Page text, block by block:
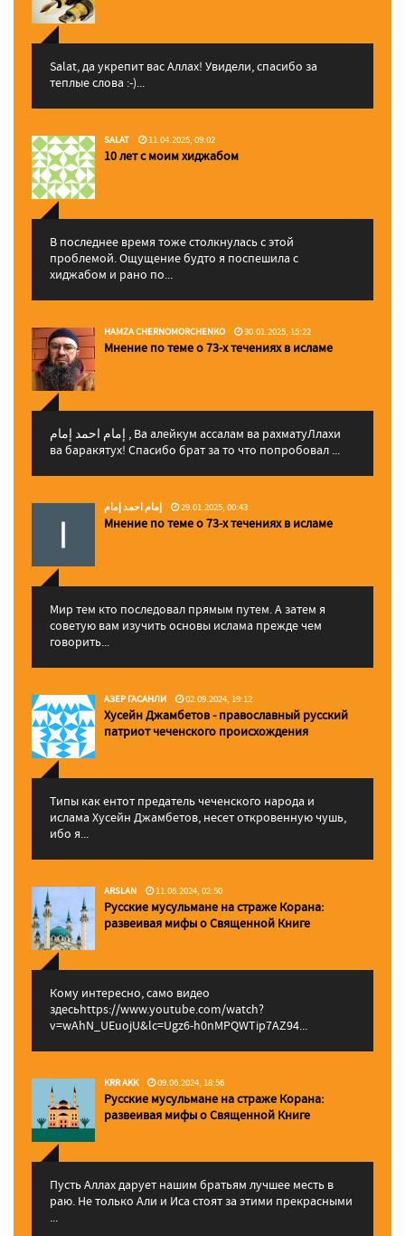
Salat, да укрепит вас Аллаx! Увидели, спасибо за
теплые слова :-)...
SALAT 11.04.2025, 09:02
10 лет с моим хиджабом
В последнее время тоже столкнулась с этой
проблемой. Ощущение будто я поспешила с
хиджабом и рано по...
HAMZA CHERNOMORCHENKO 30.01.2025, 15:22
Мнение по теме о 73-х течениях в исламе
إمام احمد إمام , Ва алейкум ассалам ва рахматуЛлахи
ва баракятух! Спасибо брат за то что попробовал ...
إمام احمد إمام 29.01.2025, 00:43
Мнение по теме о 73-х течениях в исламе
Мир тем кто последовал прямым путем. А затем я
советую вам изучить основы ислама прежде чем
говорить...
АЗЕР ГАСАНЛИ 02.09.2024, 19:12
Хусейн Джамбетов - православный русский
патриот чеченского происхождения
Типы как ентот предатель чеченского народа и
ислама Хусейн Джамбетов, несет откровенную чушь,
ибо я...
ARSLAN 11.06.2024, 02:50
Русские мусульмане на страже Корана:
pазвеивая мифы о Священной Книге
Кому интересно, само видео
здесьhttps://www.youtube.com/watch?
v=wAhN_UEuojU&lc=Ugz6-h0nMPQWTip7AZ94...
KRR AKK 09.06.2024, 18:56
Русские мусульмане на страже Корана:
pазвеивая мифы о Священной Книге
Пусть Аллах дарует нашим братьям лучшее месть в
раю. Не только Али и Иса стоят за этими прекрасными
...